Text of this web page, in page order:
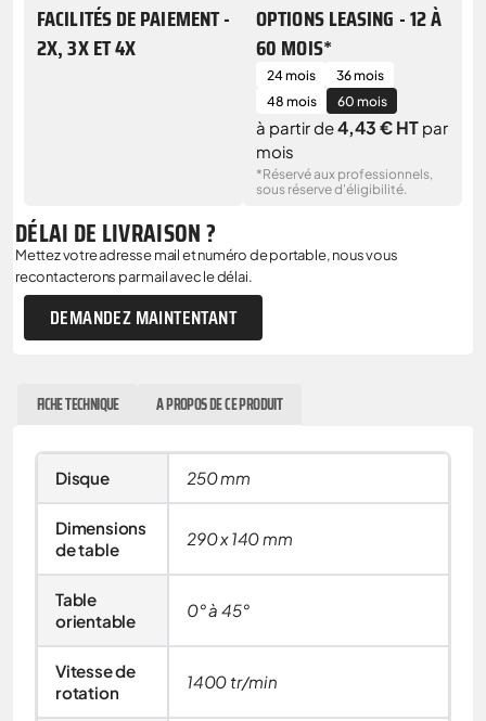
FACILITÉS DE PAIEMENT -
2X, 3X ET 4X
OPTIONS LEASING - 12 À
60 MOIS*
24 mois
36 mois
48 mois
60 mois
à partir de4,43 € HT par
mois
*Réservé aux professionnels,
sous réserve d'éligibilité.
DÉLAI DE LIVRAISON ?
Mettez votre adresse mail et numéro de portable, nous vous
recontacterons par mail avec le délai.
DEMANDEZ MAINTENTANT
FICHE TECHNIQUE A PROPOS DE CE PRODUIT
Disque 250 mm
Dimensions
de table
290 x 140 mm
Table
orientable
0° à 45°
Vitesse de
rotation
1400 tr/min